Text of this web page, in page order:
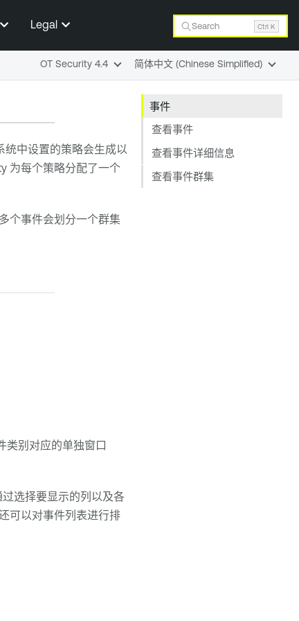
Legal Search Ctrl K
事件
查看事件
查看事件详细信息
查看事件群集
统中设置的策略会生成以
为每个策略分配了一个
个事件会划分一个群集
类别对应的单独窗口
过选择要显示的列以及各
可以对事件列表进行排
OT Security 4.4 简体中文 (Chinese Simplified)